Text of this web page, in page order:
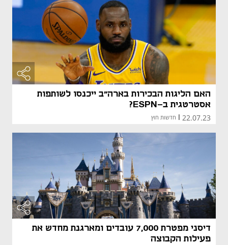
האם הליגות הבכירות בארה"ב ייכנסו לשותפות
אסטרטגית ב-ESPN?
22.07.23
| חדשות חוץ
דיסני מפטרת 7,000 עובדים ומארגנת מחדש את
פעילות הקבוצה